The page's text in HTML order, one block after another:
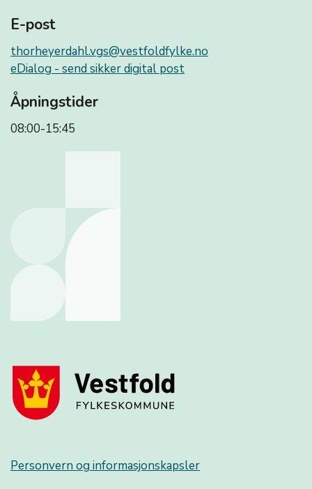
E-post
thorheyerdahl.vgs@vestfoldfylke.no
eDialog - send sikker digital post
Åpningstider
08:00-15:45
Personvern og informasjonskapsler